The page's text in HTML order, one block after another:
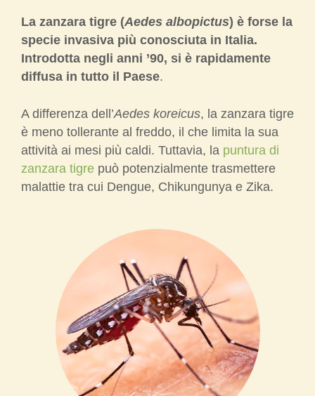
La zanzara tigre (Aedes albopictus) è forse la
specie invasiva più conosciuta in Italia.
Introdotta negli anni ’90, si è rapidamente
diffusa in tutto il Paese.
A differenza dell’Aedes koreicus, la zanzara tigre
è meno tollerante al freddo, il che limita la sua
attività ai mesi più caldi. Tuttavia, la puntura di
zanzara tigre può potenzialmente trasmettere
malattie tra cui Dengue, Chikungunya e Zika.